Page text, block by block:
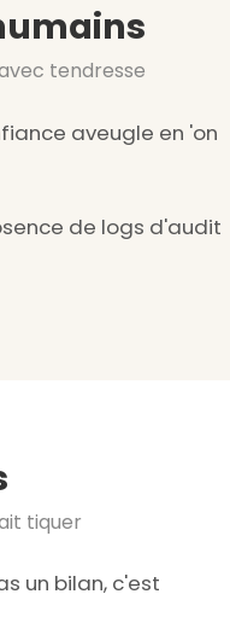
tendresse
aveugle en 'on
de logs d'audit
tiquer
un bilan, c'est